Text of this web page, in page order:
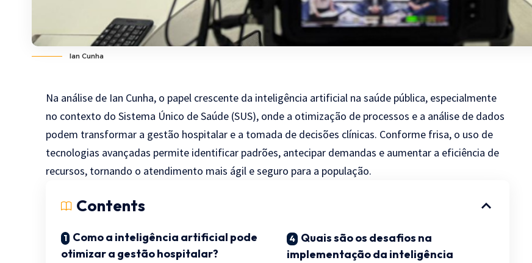
Ian Cunha
Na análise de Ian Cunha, o papel crescente da inteligência artificial na saúde pública, especialmente
no contexto do Sistema Único de Saúde (SUS), onde a otimização de processos e a análise de dados
podem transformar a gestão hospitalar e a tomada de decisões clínicas. Conforme frisa, o uso de
tecnologias avançadas permite identificar padrões, antecipar demandas e aumentar a eficiência de
recursos, tornando o atendimento mais ágil e seguro para a população.
Contents
Como a inteligência artificial pode
otimizar a gestão hospitalar?
Quais são os desafios na
implementação da inteligência